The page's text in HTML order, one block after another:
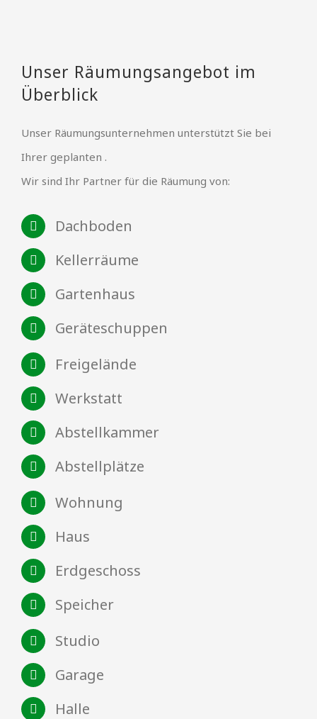
Unser Räumungsangebot im
Überblick
Unser Räumungsunternehmen unterstützt Sie bei
Ihrer geplanten .
Wir sind Ihr Partner für die Räumung von:
Dachboden
Kellerräume
Gartenhaus
Geräteschuppen
Freigelände
Werkstatt
Abstellkammer
Abstellplätze
Wohnung
Haus
Erdgeschoss
Speicher
Studio
Garage
Halle